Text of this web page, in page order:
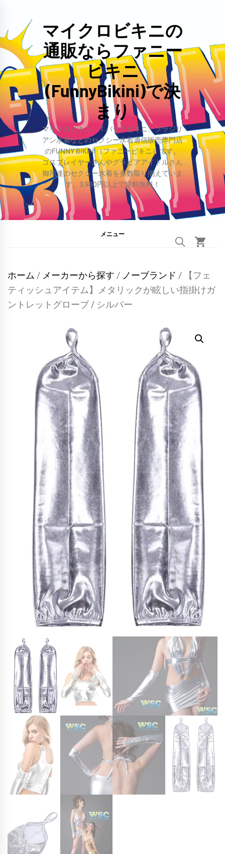
テ
ン
ツ
へ
ッ
プ
マイクロビキニの
通販ならファニー
ビキニ
(FunnyBikini)で決
まり
マイクロビキニ、Ｔバックビキニ、ブラジリ
アン水着などのセクシー水着通信販売専門店
のFUNNY BIKINI（ファニービキニ）です。
コスプレイヤーさんやグラビアアイドルさん
御用達のセクシー水着を多数取り揃えていま
す。3,980円以上で送料無料！
メニュー
ホーム / メーカーから探す / ノーブランド / 【フェ
ティッシュアイテム】メタリックが眩しい指掛けガ
ントレットグローブ / シルバー